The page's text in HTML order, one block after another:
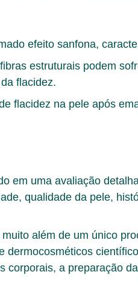
efeito sanfona,
estruturais podem
flacidez.
flacidez na pele após
em uma avaliação
qualidade da pele,
além de um único
dermocosméticos
a preparação